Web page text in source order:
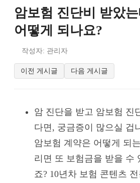
암보험 진단비 받았
어떻게 되나요?
작성자: 관리자
이전 게시글 다음 게시글
암 진단을 받고 암보험 진
다면, 궁금증이 많으실 겁
암보험 계약은 어떻게 되
리면 또 보험금을 받을 수
죠? 10년차 보험 콘텐츠